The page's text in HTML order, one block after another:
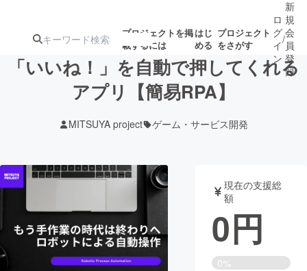
プロジェクトを掲
載するには
はじ
める
プロジェクト
をさがす
ターン
ジェクト
ロジェクト
されます
アート・写真 音楽
ゲーム・サ
映像・映画 書籍・雑誌
ロ
グ
イ
ン
/
新
規
会
員
登
録
「いいね！」を自動で押してくれる
アプリ【簡易RPA】
MITSUYA project ゲーム・サービス開発
現在の支援総
額
0円
0%